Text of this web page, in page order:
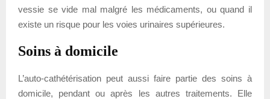
vessie se vide mal malgré les médicaments, ou quand il
existe un risque pour les voies urinaires supérieures.
Soins à domicile
L’auto-cathétérisation peut aussi faire partie des soins à
domicile, pendant ou après les autres traitements. Elle